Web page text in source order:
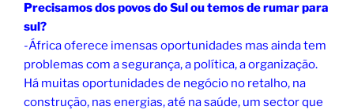
Precisamos dos povos do Sul ou temos de rumar para
sul?
-África oferece imensas oportunidades mas ainda tem
problemas com a segurança, a política, a organização.
Há muitas oportunidades de negócio no retalho, na
construção, nas energias, até na saúde, um sector que